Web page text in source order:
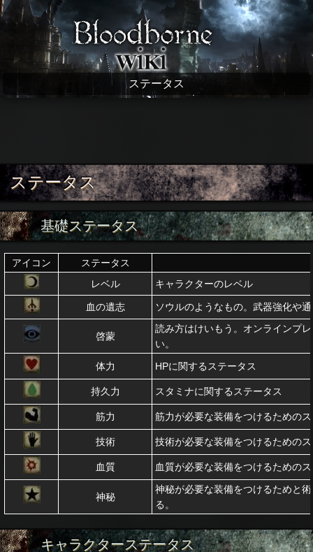
Bloodborne wiki
ステータス
ステータス
基礎ステータス
アイコン
ステータス
レベル
キャラクターのレベル
血の遺志 ソウルのようなもの。武器強化や
啓蒙
読み方はけいもう。オンラインプ
い。
体力
HPに関するステータス
持久力 スタミナに関するステータス
筋力 筋力が必要な装備をつけるための
技術 技術が必要な装備をつけるための
血質 血質が必要な装備をつけるための
神秘
神秘が必要な装備をつけるためと
る。
キャラクターステータス